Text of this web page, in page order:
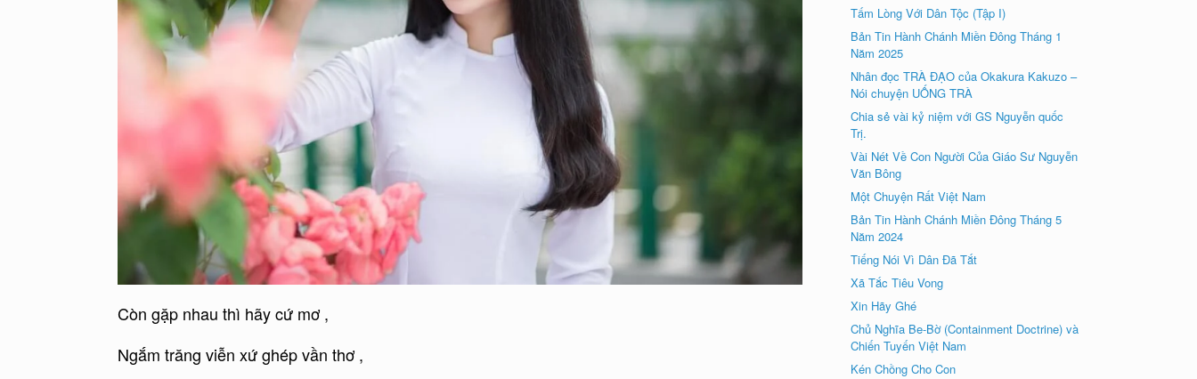
Còn gặp nhau thì hãy cứ mơ ,
Ngắm trăng viễn xứ ghép vần thơ ,
Tấm Lòng Với Dân Tộc (Tập I)
Bản Tin Hành Chánh Miền Đông Tháng 1
Năm 2025
Nhân đọc TRÀ ÐẠO của Okakura Kakuzo –
Nói chuyện UỐNG TRÀ
Chia sẻ vài kỷ niệm với GS Nguyễn quốc
Trị.
Vài Nét Về Con Người Của Giáo Sư Nguyễn
Văn Bông
Một Chuyện Rất Việt Nam
Bản Tin Hành Chánh Miền Đông Tháng 5
Năm 2024
Tiếng Nói Vì Dân Đã Tắt
Xã Tắc Tiêu Vong
Xin Hãy Ghé
Chủ Nghĩa Be-Bờ (Containment Doctrine) và
Chiến Tuyến Việt Nam
Kén Chồng Cho Con